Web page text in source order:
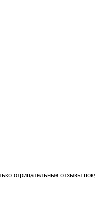
отрицательные отзывы